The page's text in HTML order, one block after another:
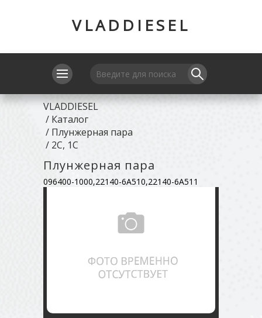
VLADDIESEL
VLADDIESEL
/ Каталог
/ Плунжерная пара
/ 2C, 1C
Плунжерная пара
096400-1000,22140-6A510,22140-6A511